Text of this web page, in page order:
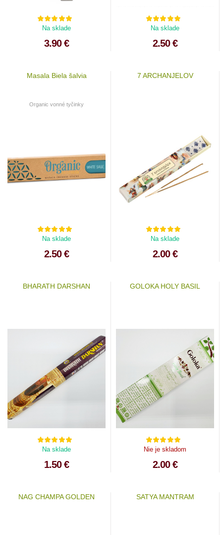
Na sklade
3.90 €
Na sklade
2.50 €
Masala Biela šalvia
Organic vonné tyčinky
Na sklade
2.50 €
7 ARCHANJELOV
Na sklade
2.00 €
BHARATH DARSHAN
Na sklade
1.50 €
GOLOKA HOLY BASIL
Nie je skladom
2.00 €
NAG CHAMPA GOLDEN SATYA MANTRAM